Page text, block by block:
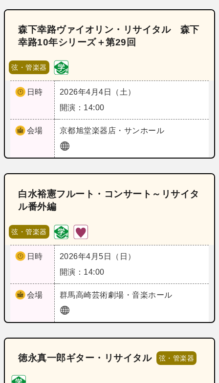
森下幸路ヴァイオリン・リサイタル 森下
幸路10年シリーズ＋第29回
弦・管楽器
日時
2026年4月4日（土）
開演：14:00
会場 京都旭堂楽器店・サンホール
白水裕憲フルート・コンサート～リサイタ
ル番外編
弦・管楽器
日時
2026年4月5日（日）
開演：14:00
会場 群馬高崎芸術劇場・音楽ホール
徳永真一郎ギター・リサイタル 弦・管楽器